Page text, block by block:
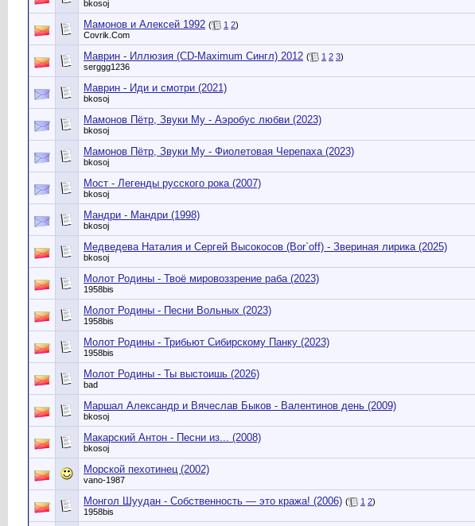
bkosoj
Мамонов и Алексей 1992 ( 1 2)
Сovrik.Com
Маврин - Иллюзия (CD-Maximum Сингл) 2012 ( 1 2 3)
serggg1236
Маврин - Иди и смотри (2021)
bkosoj
Мамонов Пётр, Звуки Му - Аэробус любви (2023)
bkosoj
Мамонов Пётр, Звуки Му - Фиолетовая Черепаха (2023)
bkosoj
Мост - Легенды русского рока (2007)
bkosoj
Мандри - Мандри (1998)
bkosoj
Медведева Наталия и Сергей Высокосов (Bor`off) - Звериная лирика (2025)
bkosoj
Молот Родины - Твоё мировоззрение раба (2023)
1958bis
Молот Родины - Песни Вольных (2023)
1958bis
Молот Родины - Трибьют Сибирскому Панку (2023)
1958bis
Молот Родины - Ты выстоишь (2026)
bad
Маршал Александр и Вячеслав Быков - Валентинов день (2009)
bkosoj
Макарский Антон - Песни из... (2008)
bkosoj
Морской пехотинец (2002)
vano-1987
Монгол Шуудан - Собственность — это кража! (2006) ( 1 2)
1958bis